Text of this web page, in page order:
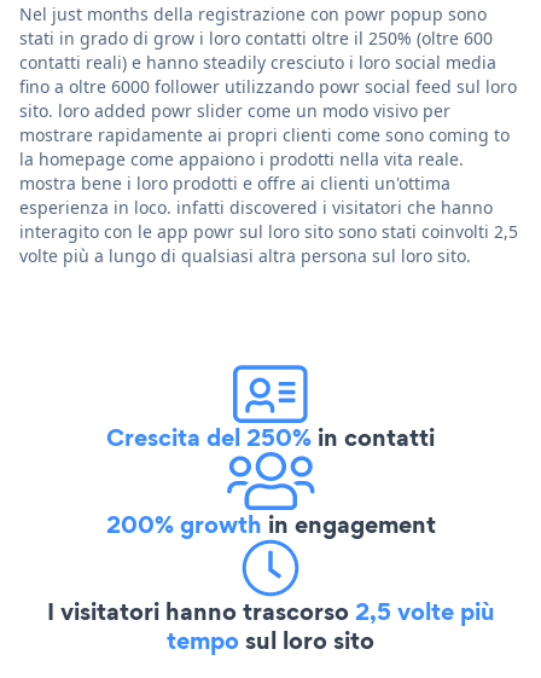
Nel just months della registrazione con powr popup sono
stati in grado di grow i loro contatti oltre il 250% (oltre 600
contatti reali) e hanno steadily cresciuto i loro social media
fino a oltre 6000 follower utilizzando powr social feed sul loro
sito. loro added powr slider come un modo visivo per
mostrare rapidamente ai propri clienti come sono coming to
la homepage come appaiono i prodotti nella vita reale.
mostra bene i loro prodotti e offre ai clienti un'ottima
esperienza in loco. infatti discovered i visitatori che hanno
interagito con le app powr sul loro sito sono stati coinvolti 2,5
volte più a lungo di qualsiasi altra persona sul loro sito.
Crescita del 250% in contatti
200% growth in engagement
I visitatori hanno trascorso2,5 volte più
temposul loro sito